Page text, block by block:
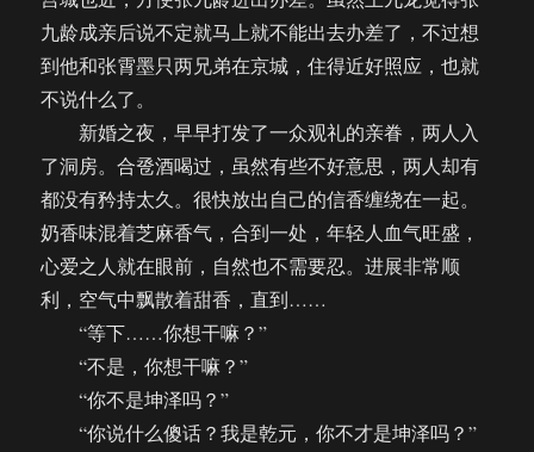
九龄成亲后说不定就马上就不能出去办差了，不过想
到他和张霄墨只两兄弟在京城，住得近好照应，也就
不说什么了。
新婚之夜，早早打发了一众观礼的亲眷，两人入
了洞房。合卺酒喝过，虽然有些不好意思，两人却有
都没有矜持太久。很快放出自己的信香缠绕在一起。
奶香味混着芝麻香气，合到一处，年轻人血气旺盛，
心爱之人就在眼前，自然也不需要忍。进展非常顺
利，空气中飘散着甜香，直到……
“等下……你想干嘛？”
“不是，你想干嘛？”
“你不是坤泽吗？”
“你说什么傻话？我是乾元，你不才是坤泽吗？”